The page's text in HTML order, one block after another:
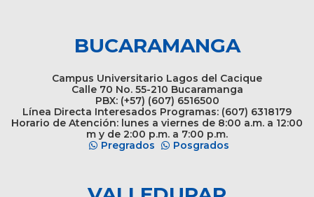
BUCARAMANGA
Campus Universitario Lagos del Cacique
Calle 70 No. 55-210 Bucaramanga
PBX: (+57) (607) 6516500
Línea Directa Interesados Programas: (607) 6318179
Horario de Atención: lunes a viernes de 8:00 a.m. a 12:00
m y de 2:00 p.m. a 7:00 p.m.
Pregrados
Posgrados